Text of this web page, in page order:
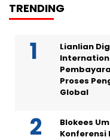
TRENDING
Lianlian
Proses
Global
Blokees
Konferensi